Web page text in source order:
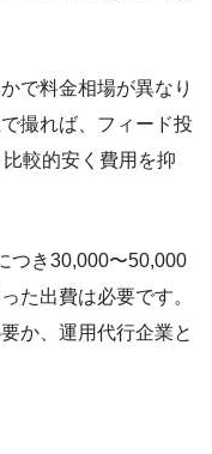
で料金相場が異なり
撮れば、フィード投
較的安く費用を抑
つき30,000〜50,000
た出費は必要です。
か、運用代行企業と